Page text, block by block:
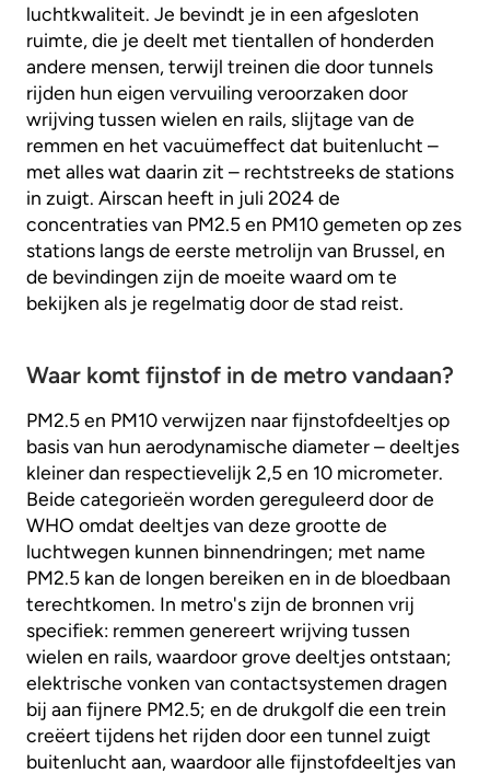
luchtkwaliteit. Je bevindt je in een afgesloten
ruimte, die je deelt met tientallen of honderden
andere mensen, terwijl treinen die door tunnels
rijden hun eigen vervuiling veroorzaken door
wrijving tussen wielen en rails, slijtage van de
remmen en het vacuümeffect dat buitenlucht –
met alles wat daarin zit – rechtstreeks de stations
in zuigt. Airscan heeft in juli 2024 de
concentraties van PM2.5 en PM10 gemeten op zes
stations langs de eerste metrolijn van Brussel, en
de bevindingen zijn de moeite waard om te
bekijken als je regelmatig door de stad reist.
Waar komt fijnstof in de metro vandaan?
PM2.5 en PM10 verwijzen naar fijnstofdeeltjes op
basis van hun aerodynamische diameter – deeltjes
kleiner dan respectievelijk 2,5 en 10 micrometer.
Beide categorieën worden gereguleerd door de
WHO omdat deeltjes van deze grootte de
luchtwegen kunnen binnendringen; met name
PM2.5 kan de longen bereiken en in de bloedbaan
terechtkomen. In metro's zijn de bronnen vrij
specifiek: remmen genereert wrijving tussen
wielen en rails, waardoor grove deeltjes ontstaan;
elektrische vonken van contactsystemen dragen
bij aan fijnere PM2.5; en de drukgolf die een trein
creëert tijdens het rijden door een tunnel zuigt
buitenlucht aan, waardoor alle fijnstofdeeltjes van